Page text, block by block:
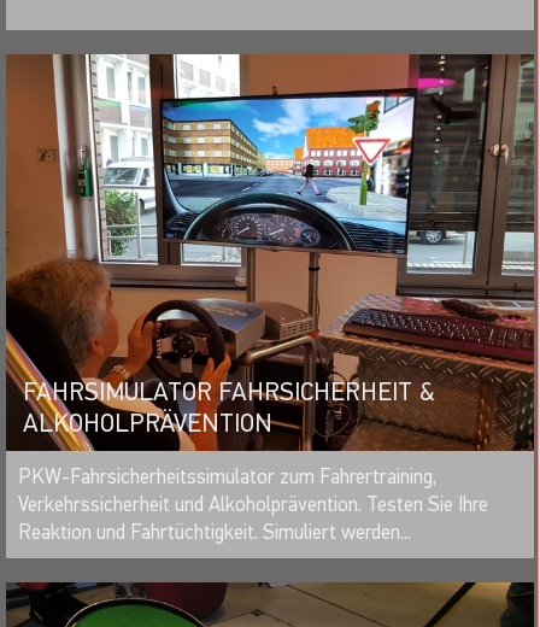
FAHRSIMULATOR FAHRSICHERHEIT &
ALKOHOLPRÄVENTION
MERKEN
PKW-Fahrsicherheitssimulator zum Fahrertraining,
Verkehrssicherheit und Alkoholprävention. Testen Sie Ihre
Reaktion und Fahrtüchtigkeit. Simuliert werden...